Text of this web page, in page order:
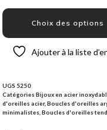
Choix des options
Ajouter à la liste
UGS 5250
CatégoriesBijoux en acier
d'oreilles acier, Boucles d'oreilles
minimalistes Boucles d'oreilles